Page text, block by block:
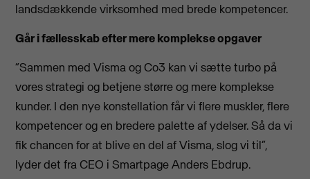
landsdækkende virksomhed med brede kompetencer.
Går i fællesskab efter mere komplekse opgaver
“Sammen med Visma og Co3 kan vi sætte turbo på
vores strategi og betjene større og mere komplekse
kunder. I den nye konstellation får vi flere muskler, flere
kompetencer og en bredere palette af ydelser. Så da vi
fik chancen for at blive en del af Visma, slog vi til”,
lyder det fra CEO i Smartpage Anders Ebdrup.